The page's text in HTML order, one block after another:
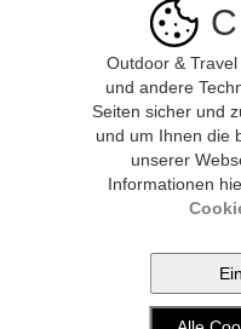
Outdoor &
und andere
Seiten sicher und
und um Ihnen die
unserer
Informationen